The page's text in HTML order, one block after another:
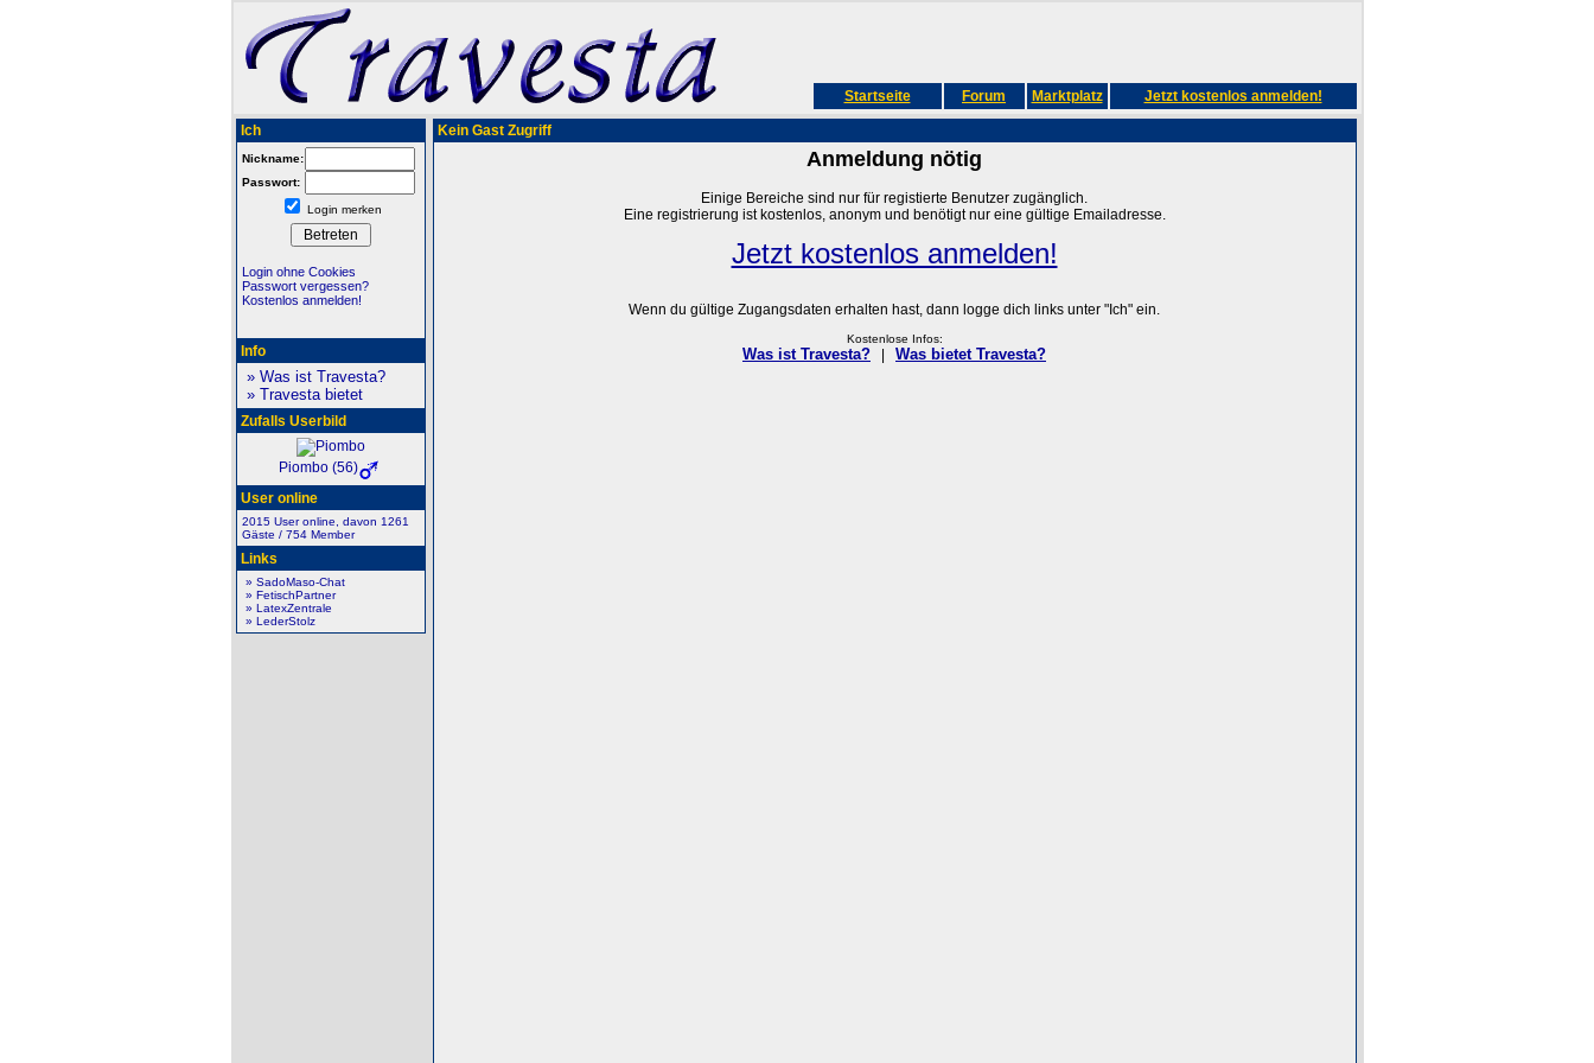
Startseite Forum Marktplatz Jetzt kostenlos anmelden!
Ich
Nickname:
Passwort:
Login merken
Login ohne Cookies
Passwort vergessen?
Kostenlos anmelden!
Info
» Was ist Travesta?
» Travesta bietet
Zufalls Userbild
Piombo (56)
User online
2015 User online, davon 1261
Gäste / 754 Member
Links
» SadoMaso-Chat
» FetischPartner
» LatexZentrale
» LederStolz
Kein Gast Zugriff
Anmeldung nötig
Einige Bereiche sind nur für registierte Benutzer zugänglich.
Eine registrierung ist kostenlos, anonym und benötigt nur eine gültige Emailadresse.
Jetzt kostenlos anmelden!
Wenn du gültige Zugangsdaten erhalten hast, dann logge dich links unter "Ich" ein.
Kostenlose Infos:
Was ist Travesta? Was bietet Travesta?